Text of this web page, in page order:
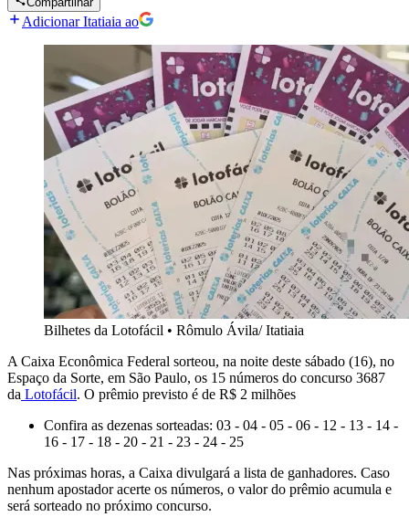
Adicionar Itatiaia ao
Bilhetes da Lotofácil • Rômulo Ávila/ Itatiaia
A Caixa Econômica Federal sorteou, na noite deste sábado (16), no
Espaço da Sorte, em São Paulo, os 15 números do concurso 3687
da Lotofácil. O prêmio previsto é de R$ 2 milhões
Confira as dezenas sorteadas: 03 - 04 - 05 - 06 - 12 - 13 - 14 -
16 - 17 - 18 - 20 - 21 - 23 - 24 - 25
Nas próximas horas, a Caixa divulgará a lista de ganhadores. Caso
nenhum apostador acerte os números, o valor do prêmio acumula e
será sorteado no próximo concurso.